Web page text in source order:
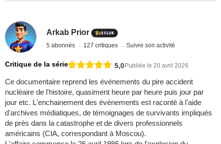
Arkab Prior
5 abonnés 127 critiques Suivre son activité
Critique de la série 5,0Publiée le 20 avril 2026
Ce documentaire reprend les événements du pire accident
nucléaire de l'histoire, quasiment heure par heure puis jour par
jour etc. L'enchainement des événements est raconté à l'aide
d'archives médiatiques, de témoignages de survivants impliqués
de près dans la catastrophe et de divers professionnels
américains (CIA, correspondant à Moscou).